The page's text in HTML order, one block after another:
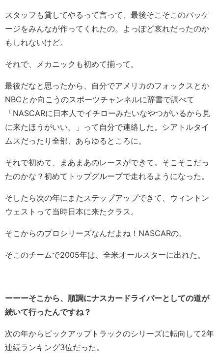
スタッフも貸してやるって言って、最後そこそこのパッケ
ージをみんなが作ってくれたの。よっぽど哀れだったのか
もしれないけど。
それで、メカニックも初めて揃って。
最後だなと思ったから、自分でアメリカのフォックスとか
NBCとか向こうのスポーツチャンネルに辞書で調べて
「NASCARに日本人でイチローみたいなやつがいるから見
に来たほうがいい。」って自分で連絡した。シアトルタイ
ムスだったり全部、あらゆるところに。
それで初めて、まあまあのレースができて。そこそこだっ
たのかな？初めてトップグループで走れるようになった。
そしたら次の年にまたステップアップできて、ウィントン
ウェストって当時日本に来たクラス。
そこからのプロシリーズなんだよね！NASCARの。
そこのチームで2005年は、全米オールスターに出れた。
ーーーそこから、順調にナスカードライバーとしての道が
続いて行ったんですね？
次の年からピックアップトラックのシリーズに転向して2年
連続ランキング3位だった。